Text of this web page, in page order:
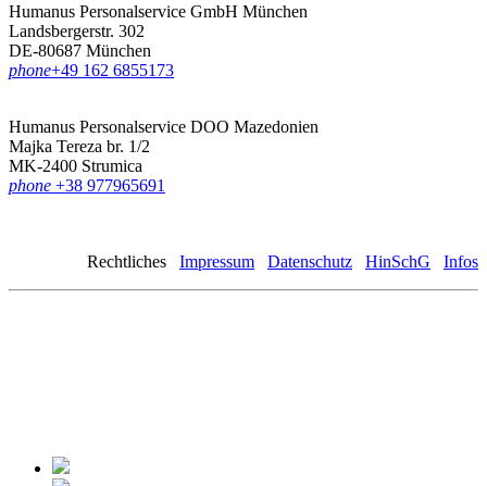
Humanus Personalservice GmbH München
Landsbergerstr. 302
DE-80687 München
phone‪+49 162 6855173
Humanus Personalservice DOO Mazedonien
Majka Tereza br. 1/2
MK-2400 Strumica
phone +38 977965691
Rechtliches Impressum Datenschutz HinSchG Infos